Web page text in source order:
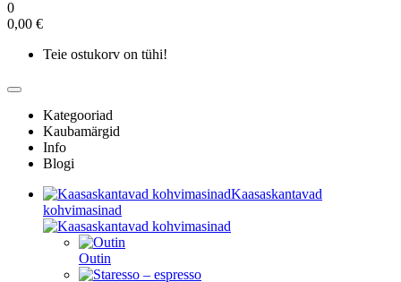
0
0,00 €
Teie ostukorv on tühi!
Kategooriad
Kaubamärgid
Info
Blogi
Kaasaskantavad
kohvimasinad
Outin